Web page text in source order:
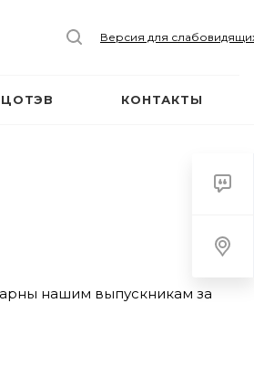
Версия для
ЦОТЭВ КОНТАКТЫ
нашим выпускникам за